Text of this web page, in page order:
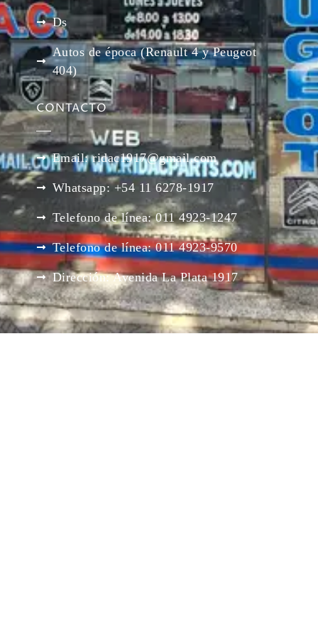
Ds
Autos de época (Renault 4 y Peugeot
404)
CONTACTO
Email: ridac1917@gmail.com
Whatsapp: +54 11 6278-1917
Telefono de línea: 011 4923-1247
Telefono de línea: 011 4923-9570
Dirección: Avenida La Plata 1917